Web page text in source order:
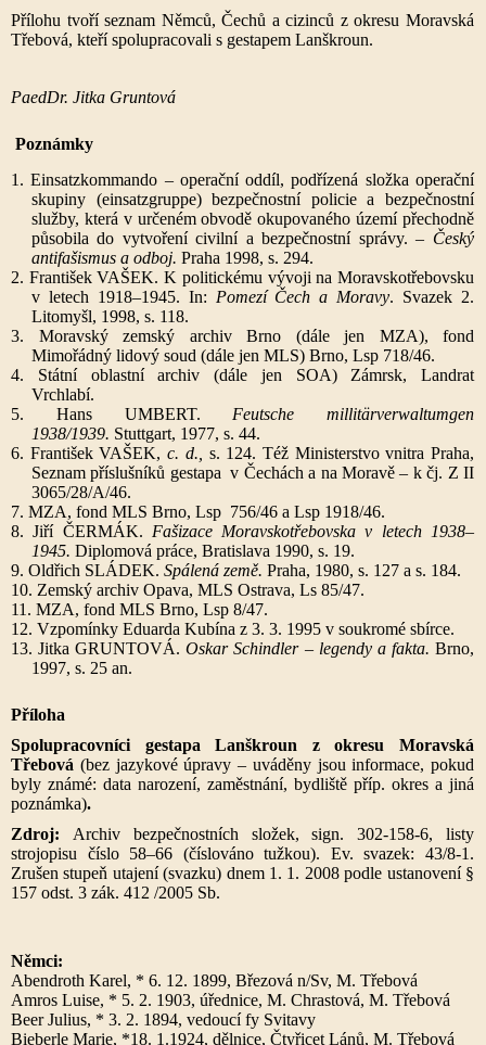
Přílohu tvoří seznam Němců, Čechů a cizinců z okresu Moravská
Třebová, kteří spolupracovali s gestapem Lanškroun.
PaedDr. Jitka Gruntová
Poznámky
1. Einsatzkommando – operační oddíl, podřízená složka operační
skupiny (einsatzgruppe) bezpečnostní policie a bezpečnostní
služby, která v určeném obvodě okupovaného území přechodně
působila do vytvoření civilní a bezpečnostní správy. – Český
antifašismus a odboj. Praha 1998, s. 294.
2. František VAŠEK. K politickému vývoji na Moravskotřebovsku
v letech 1918–1945. In: Pomezí Čech a Moravy. Svazek 2.
Litomyšl, 1998, s. 118.
3. Moravský zemský archiv Brno (dále jen MZA), fond
Mimořádný lidový soud (dále jen MLS) Brno, Lsp 718/46.
4. Státní oblastní archiv (dále jen SOA) Zámrsk, Landrat
Vrchlabí.
5. Hans UMBERT. Feutsche millitärverwaltumgen
1938/1939. Stuttgart, 1977, s. 44.
6. František VAŠEK,c. d.,
s. 124. Též Ministerstvo vnitra Praha,
Seznam příslušníků gestapa v Čechách a na Moravě – k čj. Z II
3065/28/A/46.
7. MZA, fond MLS Brno, Lsp 756/46 a Lsp 1918/46.
8. Jiří ČERMÁK. Fašizace Moravskotřebovska v letech 1938–
1945. Diplomová práce, Bratislava 1990, s. 19.
9. Oldřich SLÁDEK. Spálená země. Praha, 1980, s. 127 a s. 184.
10. Zemský archiv Opava, MLS Ostrava, Ls 85/47.
11. MZA, fond MLS Brno, Lsp 8/47.
12. Vzpomínky Eduarda Kubína z 3. 3. 1995 v soukromé sbírce.
13. Jitka GRUNTOVÁ.Oskar Schindler – legendy a fakta. Brno,
1997, s. 25 an.
Příloha
Spolupracovníci gestapa Lanškroun z okresu Moravská
Třebová (bez jazykové úpravy – uváděny jsou informace, pokud
byly známé: data narození, zaměstnání, bydliště příp. okres a jiná
poznámka).
Zdroj: Archiv bezpečnostních složek, sign. 302-158-6, listy
strojopisu číslo 58–66 (číslováno tužkou). Ev. svazek: 43/8-1.
Zrušen stupeň utajení (svazku) dnem 1. 1. 2008 podle ustanovení §
157 odst. 3 zák. 412 /2005 Sb.
Němci:
Abendroth Karel, * 6. 12. 1899, Březová n/Sv, M. Třebová
Amros Luise, * 5. 2. 1903, úřednice, M. Chrastová, M. Třebová
Beer Julius, * 3. 2. 1894, vedoucí fy Svitavy
Bieberle Marie, *18. 1.1924, dělnice, Čtyřicet Lánů, M. Třebová